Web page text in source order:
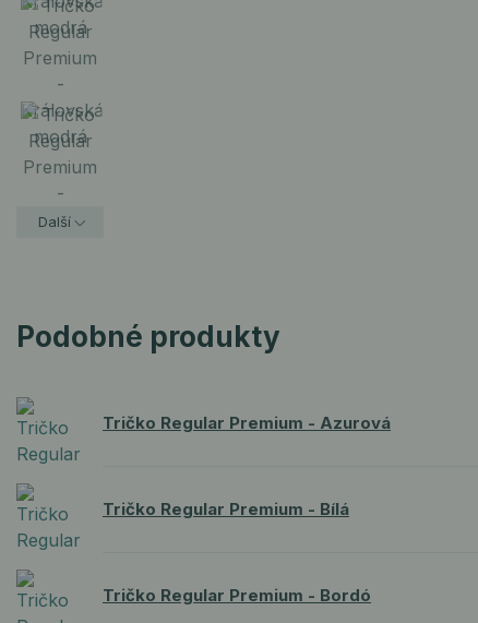
Další
Podobné produkty
Tričko Regular Premium - Azurová
Tričko Regular Premium - Bílá
Tričko Regular Premium - Bordó